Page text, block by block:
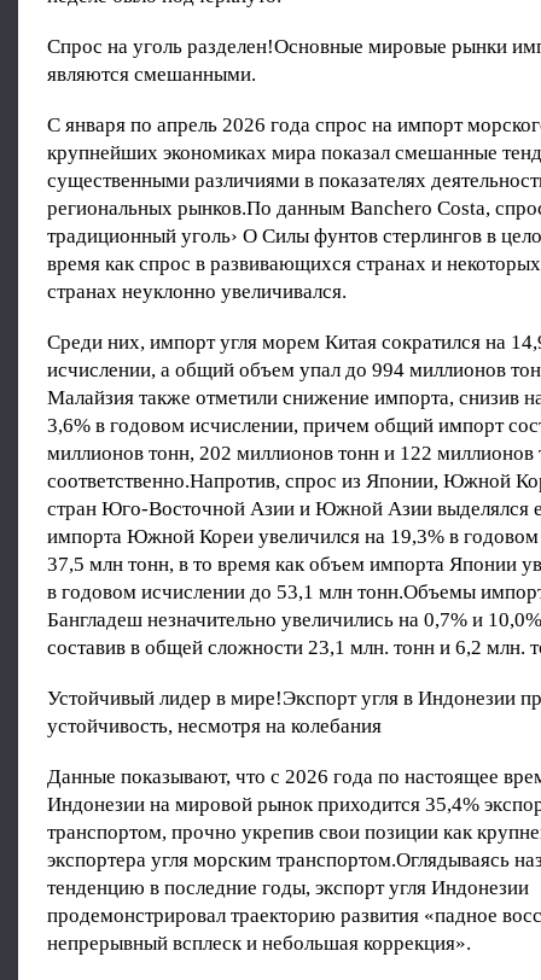
Спрос на уголь разделен!Основные мировые рынки
являются смешанными.
С января по апрель 2026 года спрос на импорт
крупнейших экономиках мира показал смешанные
существенными различиями в показателях
региональных рынков.По данным Banchero Costa,
традиционный уголь› О Силы фунтов стерлингов в
время как спрос в развивающихся странах и
странах неуклонно увеличивался.
Среди них, импорт угля морем Китая сократился на
исчислении, а общий объем упал до 994 миллионов
Малайзия также отметили снижение импорта, снизив
3,6% в годовом исчислении, причем общий импорт
миллионов тонн, 202 миллионов тонн и 122 миллионов
соответственно.Напротив, спрос из Японии, Южной
стран Юго-Восточной Азии и Южной Азии выделялся
импорта Южной Кореи увеличился на 19,3% в
37,5 млн тонн, в то время как объем импорта Японии
в годовом исчислении до 53,1 млн тонн.Объемы
Бангладеш незначительно увеличились на 0,7% и
составив в общей сложности 23,1 млн. тонн и 6,2 млн.
Устойчивый лидер в мире!Экспорт угля в Индонезии
устойчивость, несмотря на колебания
Данные показывают, что с 2026 года по настоящее
Индонезии на мировой рынок приходится 35,4%
транспортом, прочно укрепив свои позиции как
экспортера угля морским транспортом.Оглядываясь
тенденцию в последние годы, экспорт угля Индонезии
продемонстрировал траекторию развития «падное
непрерывный всплеск и небольшая коррекция».